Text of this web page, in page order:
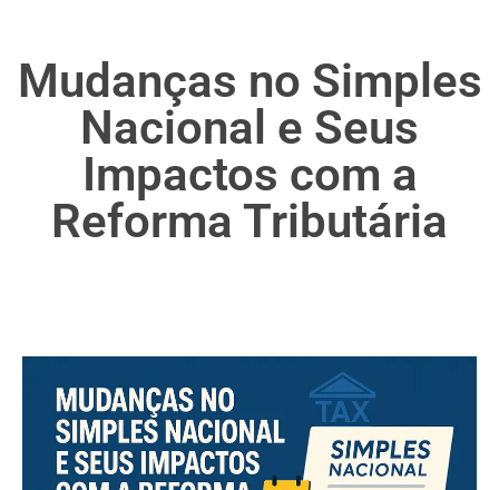
Mudanças no Simples
Nacional e Seus
Impactos com a
Reforma Tributária